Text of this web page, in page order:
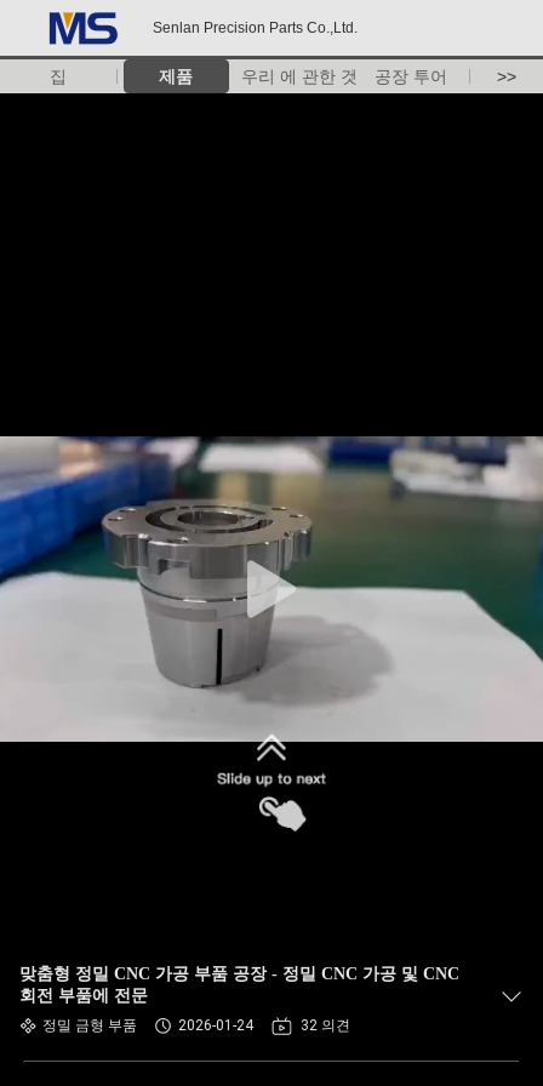
Senlan Precision Parts Co.,Ltd.
집 제품 우리 에 관한 것 공장 투어 >>
맞춤형 정밀 CNC 가공 부품 공장 - 정밀 CNC 가공 및 CNC
회전 부품에 전문
정밀 금형 부품 2026-01-24 32 의견